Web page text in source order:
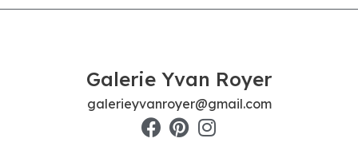
Galerie Yvan Royer
galerieyvanroyer@gmail.com